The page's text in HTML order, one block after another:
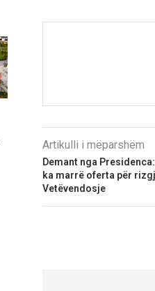
Artikulli i mëparshëm
Demant nga
ka marrë oferta për
Vetëvendosje